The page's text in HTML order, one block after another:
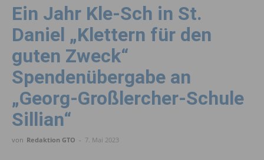
Ein Jahr Kle-Sch in St.
Daniel „Klettern für den
guten Zweck“
Spendenübergabe an
„Georg-Großlercher-Schule
Sillian“
von Redaktion GTO - 7. Mai 2023